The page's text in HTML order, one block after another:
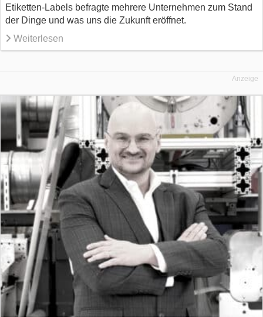
Etiketten-Labels befragte mehrere Unternehmen zum Stand
der Dinge und was uns die Zukunft eröffnet.
Weiterlesen
Anzeige